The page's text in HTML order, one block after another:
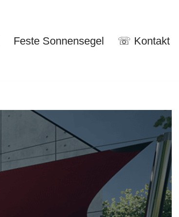
Feste Sonnensegel ☏ Kontakt